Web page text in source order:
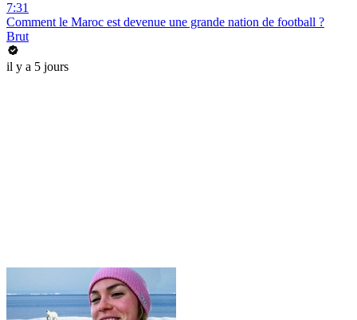
7:31
Comment le Maroc est devenue une grande nation de football ?
Brut
il y a 5 jours